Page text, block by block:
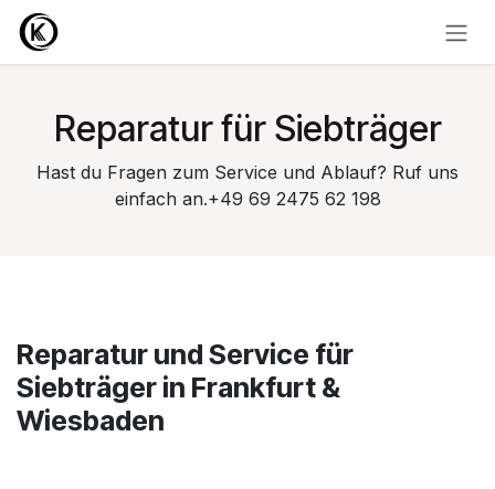
Zum Inhalt springen
Reparatur für Siebträger
Hast du Fragen zum Service und Ablauf? Ruf uns
einfach an.+49 69 2475 62 198
Reparatur und Service für
Siebträger in Frankfurt &
Wiesbaden